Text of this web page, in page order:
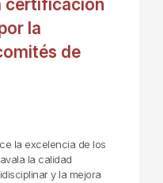
certificación
la
de
la excelencia de los
la calidad
y la mejora